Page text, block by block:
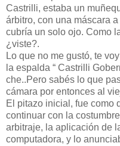
Castrilli, estaba un
árbitro, con una máscara
cubría un solo ojo. Como
¿viste?.
Lo que no me gustó, te
la espalda “ Castrilli
che..Pero sabés lo que
cámara por entonces al
El pitazo inicial, fue
continuar con la
arbitraje, la aplicación de
computadora, y lo